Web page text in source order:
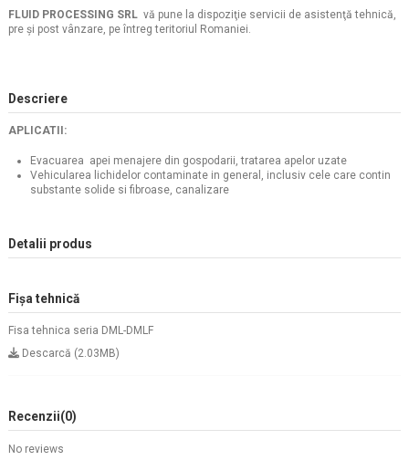
FLUID PROCESSING SRL vă pune la dispoziţie servicii de asistenţă tehnică,
pre şi post vânzare, pe întreg teritoriul Romaniei.
Descriere
APLICATII:
Evacuarea apei menajere din gospodarii, tratarea apelor uzate
Vehicularea lichidelor contaminate in general, inclusiv cele care contin
substante solide si fibroase, canalizare
Detalii produs
Fișa tehnică
Fisa tehnica seria DML-DMLF
Descarcă (2.03MB)
Recenzii(0)
No reviews